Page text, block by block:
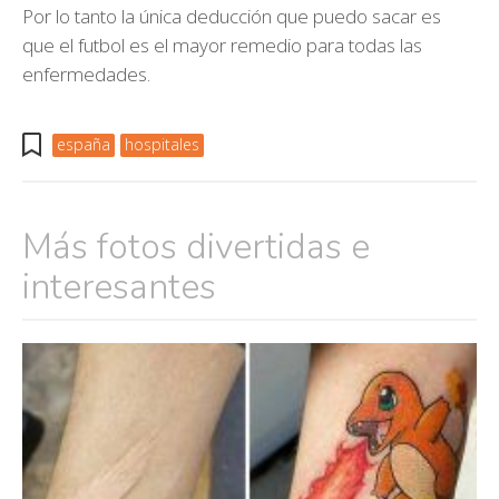
Búsquedas populares
mujeres guapas
volver a nacer
accidentes
Por lo tanto la única deducción que puedo sacar es
que el futbol es el mayor remedio para todas las
enfermedades.
españa hospitales
Más fotos divertidas e
interesantes